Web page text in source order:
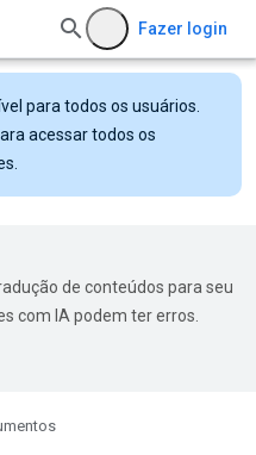
Fazer login
para todos os usuários.
acessar todos os
de conteúdos para seu
com IA podem ter erros.